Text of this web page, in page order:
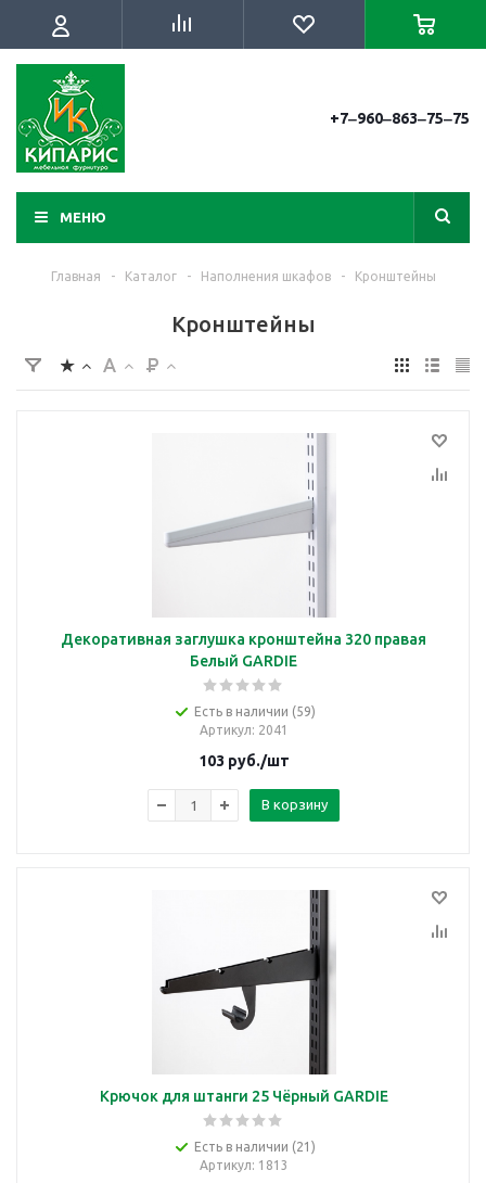
+7‒960‒863‒75‒75
МЕНЮ
Главная - Каталог - Наполнения шкафов - Кронштейны
Кронштейны
Декоративная заглушка кронштейна 320 правая
Белый GARDIE
Есть в наличии (59)
Артикул: 2041
103 руб./шт
В корзину
Крючок для штанги 25 Чёрный GARDIE
Есть в наличии (21)
Артикул: 1813